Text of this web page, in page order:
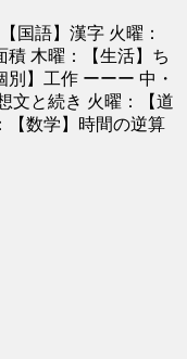
国語】漢字 火曜：
積 木曜：【生活】ち
】工作 ーーー 中・
文と続き 火曜：【道
【数学】時間の逆算